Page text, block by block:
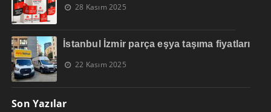
28 Kasım 2025
İstanbul İzmir parça eşya taşıma fiyatları
22 Kasım 2025
Son Yazılar